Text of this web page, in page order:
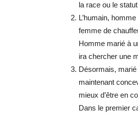
la race ou le
L’humain,
femme de
Homme marié à
ira chercher une
Désormais, marié
maintenant
mieux d’être en
Dans le premier